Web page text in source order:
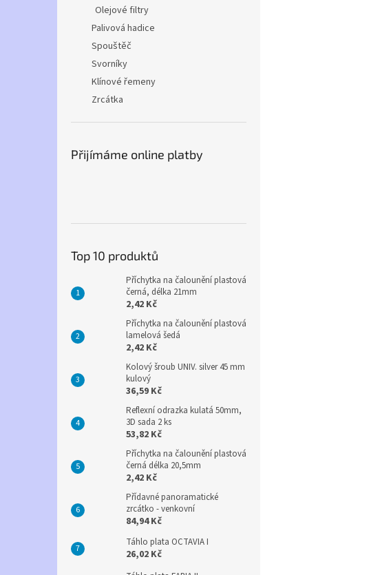
Olejové filtry
Palivová hadice
Spouštěč
Svorníky
Klínové řemeny
Zrcátka
Přijímáme online platby
Top 10 produktů
Příchytka na čalounění plastová
černá, délka 21mm
2,42 Kč
Příchytka na čalounění plastová
lamelová šedá
2,42 Kč
Kolový šroub UNIV. silver 45 mm
kulový
36,59 Kč
Reflexní odrazka kulatá 50mm,
3D sada 2 ks
53,82 Kč
Příchytka na čalounění plastová
černá délka 20,5mm
2,42 Kč
Přídavné panoramatické
zrcátko - venkovní
84,94 Kč
Táhlo plata OCTAVIA I
26,02 Kč